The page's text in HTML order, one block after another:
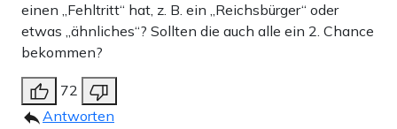
einen „Fehltritt“ hat, z. B. ein „Reichsbürger“ oder
etwas „ähnliches“? Sollten die auch alle ein 2. Chance
bekommen?
72
Antworten